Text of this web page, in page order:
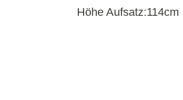
Höhe Aufsatz:114cm